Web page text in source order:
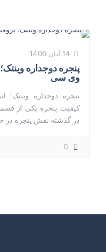
14 آبان 1400
پنجره دوجداره
وی سی
کیفیت پنجره یکی از
در گذشته نقش پنجره در
0